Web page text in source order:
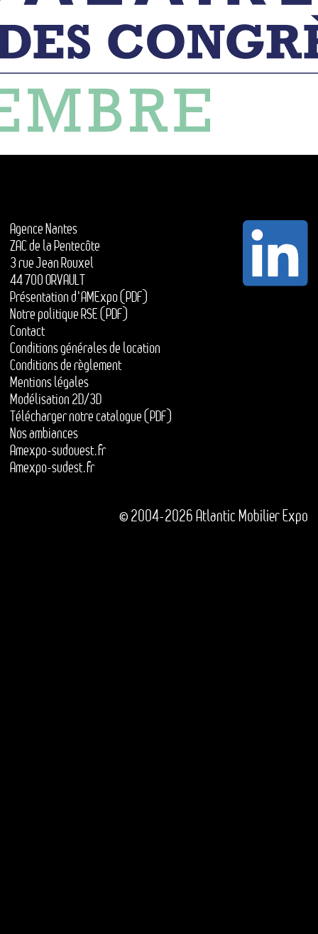
Agence Nantes
ZAC de la Pentecôte
3 rue Jean Rouxel
44 700 ORVAULT
Présentation d'AMExpo (PDF)
Notre politique RSE (PDF)
Contact
Conditions générales de location
Conditions de règlement
Mentions légales
Modélisation 2D/3D
Télécharger notre catalogue (PDF)
Nos ambiances
Amexpo-sudouest.fr
Amexpo-sudest.fr
© 2004-2026 Atlantic Mobilier Expo